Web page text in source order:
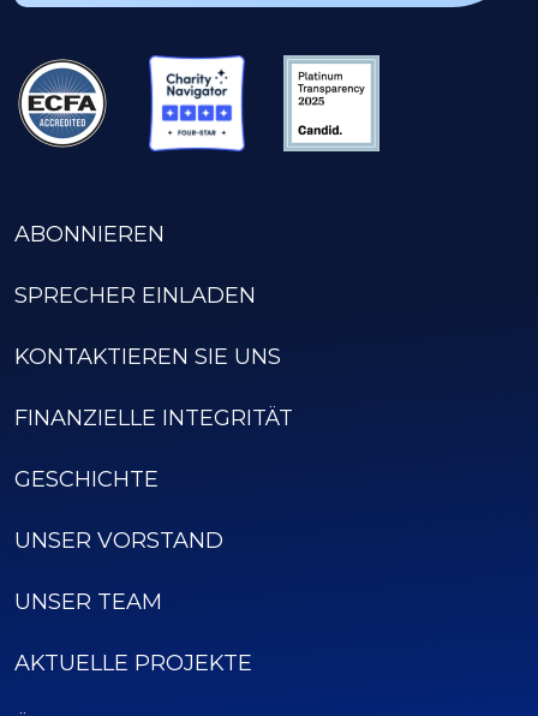
ABONNIEREN
SPRECHER EINLADEN
KONTAKTIEREN SIE UNS
FINANZIELLE INTEGRITÄT
GESCHICHTE
UNSER VORSTAND
UNSER TEAM
AKTUELLE PROJEKTE